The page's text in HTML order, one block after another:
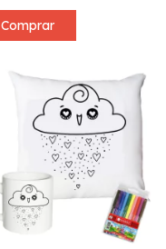
Comprar